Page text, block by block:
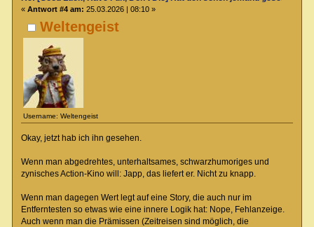
Weltengeist
Username: Weltengeist
« Antwort #4 am: 25.03.2026 | 08:10 »
Okay, jetzt hab ich ihn gesehen.
Wenn man abgedrehtes, unterhaltsames, schwarzhumoriges und
zynisches Action-Kino will: Japp, das liefert er. Nicht zu knapp.
Wenn man dagegen Wert legt auf eine Story, die auch nur im
Entferntesten so etwas wie eine innere Logik hat: Nope, Fehlanzeige.
Auch wenn man die Prämissen (Zeitreisen sind möglich, die